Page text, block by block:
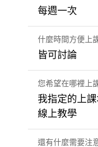
每週一次
什麼時間方便上
皆可討論
您希望在哪裡上
我指定的上
線上教學
還有什麼需要注